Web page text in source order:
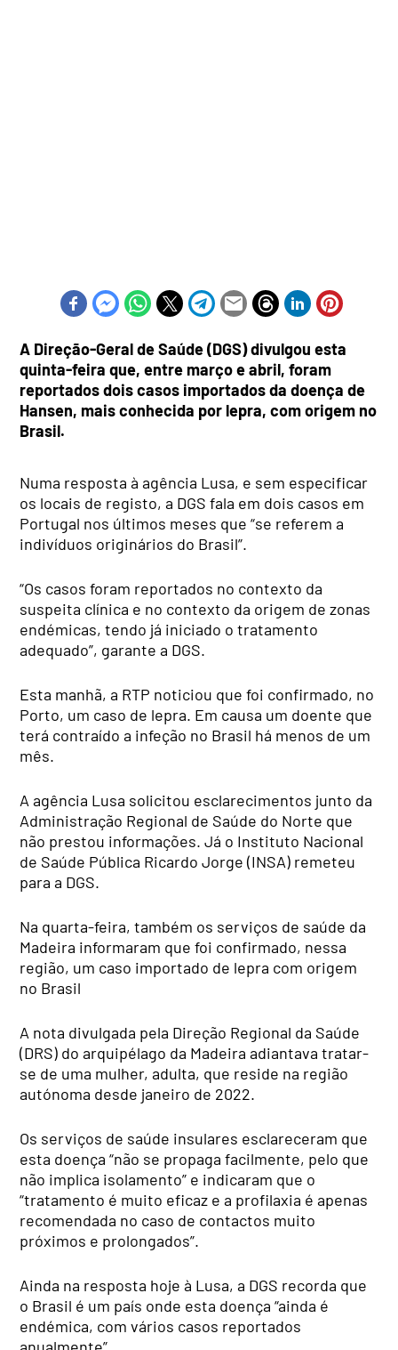
A Direção-Geral de Saúde (DGS) divulgou esta
quinta-feira que, entre março e abril, foram
reportados dois casos importados da doença de
Hansen, mais conhecida por lepra, com origem no
Brasil.
Numa resposta à agência Lusa, e sem especificar
os locais de registo, a DGS fala em dois casos em
Portugal nos últimos meses que “se referem a
indivíduos originários do Brasil”.
“Os casos foram reportados no contexto da
suspeita clínica e no contexto da origem de zonas
endémicas, tendo já iniciado o tratamento
adequado”, garante a DGS.
Esta manhã, a RTP noticiou que foi confirmado, no
Porto, um caso de lepra. Em causa um doente que
terá contraído a infeção no Brasil há menos de um
mês.
A agência Lusa solicitou esclarecimentos junto da
Administração Regional de Saúde do Norte que
não prestou informações. Já o Instituto Nacional
de Saúde Pública Ricardo Jorge (INSA) remeteu
para a DGS.
Na quarta-feira, também os serviços de saúde da
Madeira informaram que foi confirmado, nessa
região, um caso importado de lepra com origem
no Brasil
A nota divulgada pela Direção Regional da Saúde
(DRS) do arquipélago da Madeira adiantava tratar-
se de uma mulher, adulta, que reside na região
autónoma desde janeiro de 2022.
Os serviços de saúde insulares esclareceram que
esta doença “não se propaga facilmente, pelo que
não implica isolamento” e indicaram que o
“tratamento é muito eficaz e a profilaxia é apenas
recomendada no caso de contactos muito
próximos e prolongados”.
Ainda na resposta hoje à Lusa, a DGS recorda que
o Brasil é um país onde esta doença “ainda é
endémica, com vários casos reportados